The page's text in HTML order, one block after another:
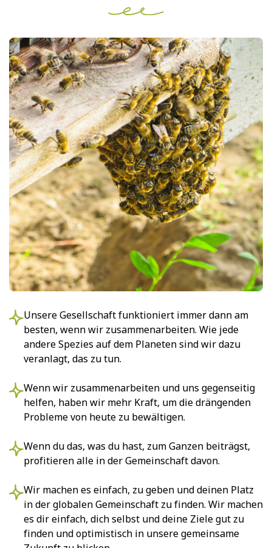
Unsere Gesellschaft funktioniert immer dann am
besten, wenn wir zusammenarbeiten. Wie jede
andere Spezies auf dem Planeten sind wir dazu
veranlagt, das zu tun.
Wenn wir zusammenarbeiten und uns gegenseitig
helfen, haben wir mehr Kraft, um die drängenden
Probleme von heute zu bewältigen.
Wenn du das, was du hast, zum Ganzen beiträgst,
profitieren alle in der Gemeinschaft davon.
Wir machen es einfach, zu geben und deinen Platz
in der globalen Gemeinschaft zu finden. Wir machen
es dir einfach, dich selbst und deine Ziele gut zu
finden und optimistisch in unsere gemeinsame